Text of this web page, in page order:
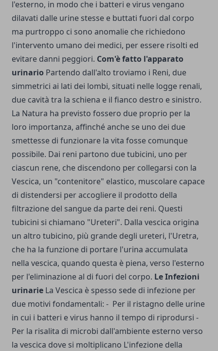
l'esterno, in modo che i batteri e virus vengano
dilavati dalle urine stesse e buttati fuori dal corpo
ma purtroppo ci sono anomalie che richiedono
l'intervento umano dei medici, per essere risolti ed
evitare danni peggiori. Com'è fatto l'apparato
urinario Partendo dall'alto troviamo i Reni, due
simmetrici ai lati dei lombi, situati nelle logge renali,
due cavità tra la schiena e il fianco destro e sinistro.
La Natura ha previsto fossero due proprio per la
loro importanza, affinché anche se uno dei due
smettesse di funzionare la vita fosse comunque
possibile. Dai reni partono due tubicini, uno per
ciascun rene, che discendono per collegarsi con la
Vescica, un "contenitore" elastico, muscolare capace
di distendersi per accogliere il prodotto della
filtrazione del sangue da parte dei reni. Questi
tubicini si chiamano "Ureteri". Dalla vescica origina
un altro tubicino, più grande degli ureteri, l'Uretra,
che ha la funzione di portare l'urina accumulata
nella vescica, quando questa è piena, verso l'esterno
per l'eliminazione al di fuori del corpo. Le Infezioni
urinarie La Vescica è spesso sede di infezione per
due motivi fondamentali: - Per il ristagno delle urine
in cui i batteri e virus hanno il tempo di riprodursi -
Per la risalita di microbi dall'ambiente esterno verso
la vescica dove si moltiplicano L'infezione della